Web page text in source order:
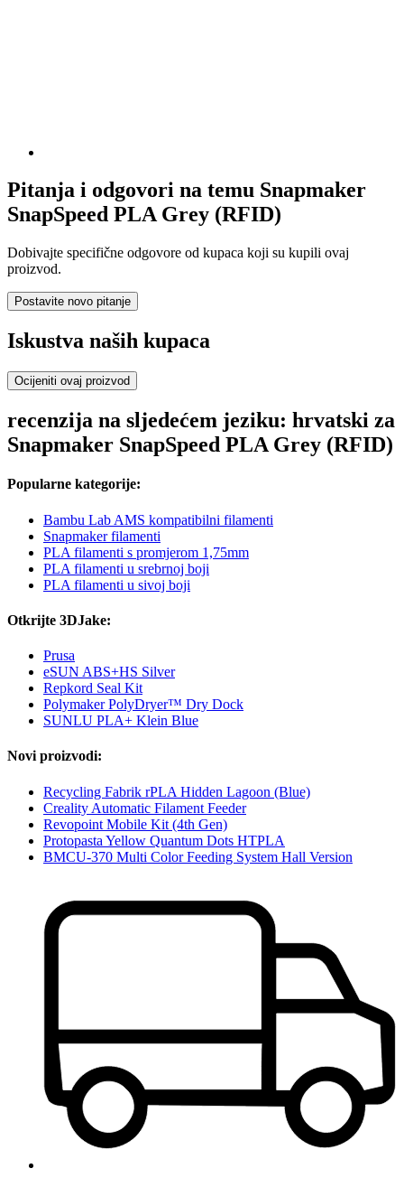
Pitanja i odgovori na temu Snapmaker
SnapSpeed PLA Grey (RFID)
Dobivajte specifične odgovore od kupaca koji su kupili ovaj
proizvod.
Postavite novo pitanje
Iskustva naših kupaca
Ocijeniti ovaj proizvod
recenzija na sljedećem jeziku: hrvatski za
Snapmaker SnapSpeed PLA Grey (RFID)
Popularne kategorije:
Bambu Lab AMS kompatibilni filamenti
Snapmaker filamenti
PLA filamenti s promjerom 1,75mm
PLA filamenti u srebrnoj boji
PLA filamenti u sivoj boji
Otkrijte 3DJake:
Prusa
eSUN ABS+HS Silver
Repkord Seal Kit
Polymaker PolyDryer™ Dry Dock
SUNLU PLA+ Klein Blue
Novi proizvodi:
Recycling Fabrik rPLA Hidden Lagoon (Blue)
Creality Automatic Filament Feeder
Revopoint Mobile Kit (4th Gen)
Protopasta Yellow Quantum Dots HTPLA
BMCU-370 Multi Color Feeding System Hall Version